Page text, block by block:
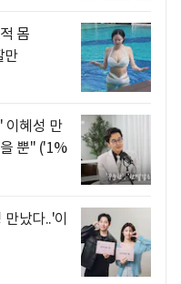
몸
만
이혜성 만
뿐" ('1%
났다..'이